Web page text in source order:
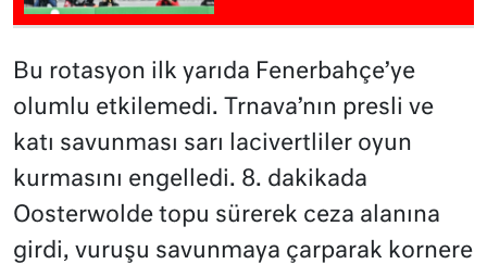
Bu rotasyon ilk yarıda Fenerbahçe’ye
olumlu etkilemedi. Trnava’nın presli ve
katı savunması sarı lacivertliler oyun
kurmasını engelledi. 8. dakikada
Oosterwolde topu sürerek ceza alanına
girdi, vuruşu savunmaya çarparak kornere